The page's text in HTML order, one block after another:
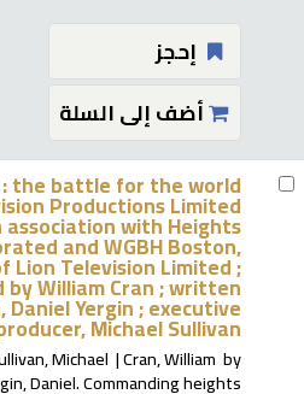
إحجز
أضف إلى السلة
the battle for the world
Productions Limited
with Heights
and WGBH Boston,
Television Limited ;
William Cran ; written
Daniel Yergin ; executive
Michael Sullivan.
by
Cran, William
Michael
Daniel. Commanding heights